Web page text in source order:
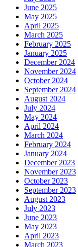
June 2025
May 2025
April 2025
March 2025
February 2025
January 2025
December 2024
November 2024
October 2024
September 2024
August 2024
July 2024
May 2024
April 2024
March 2024
February 2024
January 2024
December 2023
November 2023
October 2023
September 2023
August 2023
July 2023
June 2023
May 2023
April 2023
March 2023